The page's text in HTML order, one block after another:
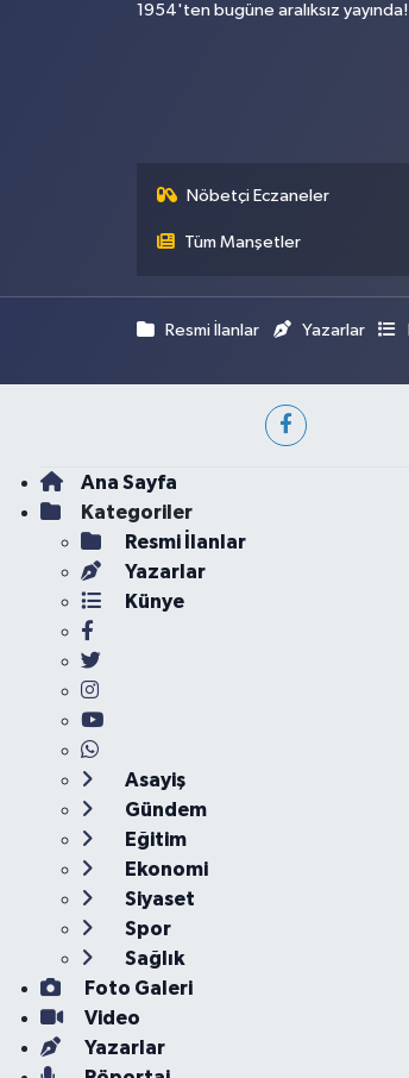
1954'ten bugüne aralıksız yayında!
Nöbetçi Eczaneler
Tüm Manşetler
Resmi İlanlar Yazarlar
Ana Sayfa
Kategoriler
Resmi İlanlar
Yazarlar
Künye
Asayiş
Gündem
Eğitim
Ekonomi
Siyaset
Spor
Sağlık
Foto Galeri
Video
Yazarlar